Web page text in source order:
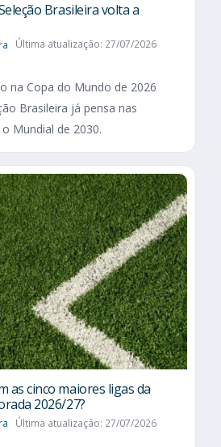
Brasileira volta a
Última atualização: 27/07/2026
na Copa do Mundo de 2026
Brasileira já pensa nas
Mundial de 2030.
as cinco maiores ligas da
2026/27?
Última atualização: 27/07/2026